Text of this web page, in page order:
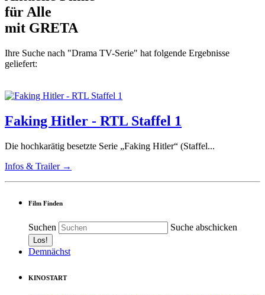
für Alle
mit GRETA
Ihre Suche nach "Drama TV-Serie" hat folgende Ergebnisse
geliefert:
Faking Hitler - RTL Staffel 1
Die hochkarätig besetzte Serie „Faking Hitler“ (Staffel...
Infos & Trailer →
Film Finden
Suchen Suche abschicken
Demnächst
KINOSTART